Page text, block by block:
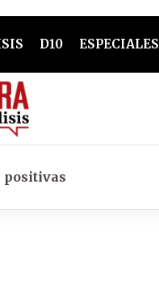
D10 ESPECIALES
positivas